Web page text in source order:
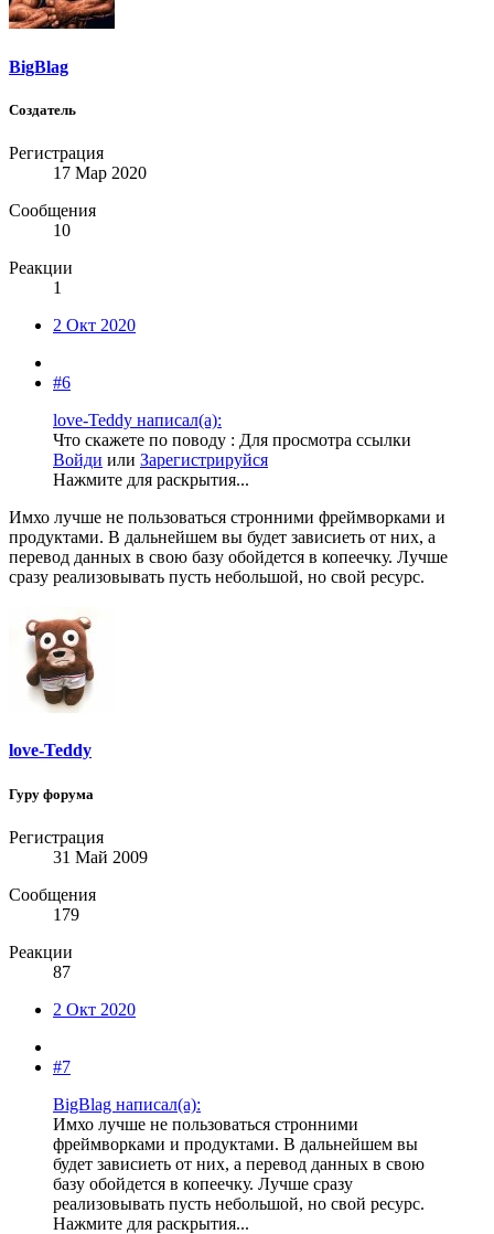
BigBlag
Создатель
Регистрация
17 Мар 2020
Сообщения
10
Реакции
1
2 Окт 2020
#6
love-Teddy написал(а):
Что скажете по поводу : Для просмотра ссылки
Войди или Зарегистрируйся
Нажмите для раскрытия...
Имхо лучше не пользоваться стронними фреймворками и
продуктами. В дальнейшем вы будет зависиеть от них, а
перевод данных в свою базу обойдется в копеечку. Лучше
сразу реализовывать пусть небольшой, но свой ресурс.
love-Teddy
Гуру форума
Регистрация
31 Май 2009
Сообщения
179
Реакции
87
2 Окт 2020
#7
BigBlag написал(а):
Имхо лучше не пользоваться стронними
фреймворками и продуктами. В дальнейшем вы
будет зависиеть от них, а перевод данных в свою
базу обойдется в копеечку. Лучше сразу
реализовывать пусть небольшой, но свой ресурс.
Нажмите для раскрытия...